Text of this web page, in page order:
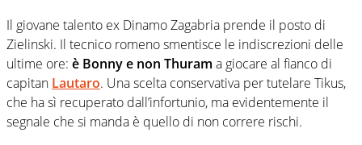
Il giovane talento ex Dinamo Zagabria prende il posto di
Zielinski. Il tecnico romeno smentisce le indiscrezioni delle
ultime ore: è Bonny e non Thuram a giocare al fianco di
capitan Lautaro. Una scelta conservativa per tutelare Tikus,
che ha sì recuperato dall’infortunio, ma evidentemente il
segnale che si manda è quello di non correre rischi.